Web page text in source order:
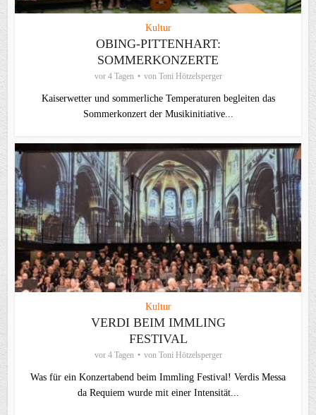
Kultur
OBING-PITTENHART:
SOMMERKONZERTE
vor 4 Tagen von Toni Hötzelsperger
Kaiserwetter und sommerliche Temperaturen begleiten das
Sommerkonzert der Musikinitiative...
Kultur
VERDI BEIM IMMLING
FESTIVAL
vor 4 Tagen von Toni Hötzelsperger
Was für ein Konzertabend beim Immling Festival! Verdis Messa
da Requiem wurde mit einer Intensität...